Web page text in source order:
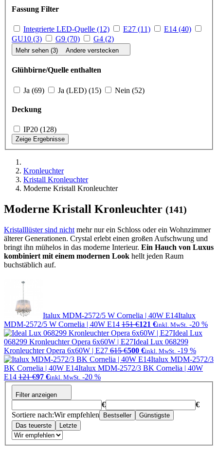
Fassung Filter
Integrierte LED-Quelle (12) E27 (11)
E14 (40)
GU10 (3)
G9 (70) G4 (2)
Mehr sehen (3) Andere verstecken
Glühbirne/Quelle enthalten
Ja (69) Ja (LED) (15) Nein (52)
Deckung
IP20 (128)
Zeige Ergebnisse
Kronleuchter
Kristall Kronleuchter
Moderne Kristall Kronleuchter
Moderne Kristall Kronleuchter (141)
Kristalllüster sind nicht mehr nur ein Schloss oder ein Wohnzimmer
älterer Generationen. Crystal erlebt einen großen Aufschwung und
bringt ihn mühelos in das moderne Interieur. Ein Hauch von Luxus
kombiniert mit einem modernen Look hellt jeden Raum
buchstäblich auf.
Italux MDM-2572/5 W Cornelia | 40W E14Italux
MDM-2572/5 W Cornelia | 40W E14 151 €121 €inkl. MwSt. -20 %
Ideal Lux
068299 Kronleuchter Opera 6x60W | E27Ideal Lux 068299
Kronleuchter Opera 6x60W | E27 615 €500 €inkl. MwSt. -19 %
Italux MDM-2572/3
BK Cornelia | 40W E14Italux MDM-2572/3 BK Cornelia | 40W
E14 121 €97 €inkl. MwSt. -20 %
Filter anzeigen
€
€
Sortiere nach:Wir empfehlen Bestseller
Günstigste
Das teuerste
Letzte